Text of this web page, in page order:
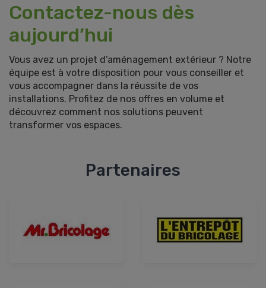
Contactez-nous dès
aujourd’hui
Vous avez un projet d’aménagement extérieur ? Notre
équipe est à votre disposition pour vous conseiller et
vous accompagner dans la réussite de vos
installations. Profitez de nos offres en volume et
découvrez comment nos solutions peuvent
transformer vos espaces.
Partenaires